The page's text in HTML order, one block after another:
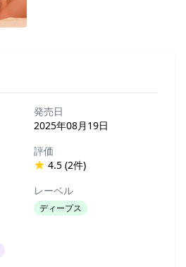
発売日
2025年08月19日
評価
4.5 (2件)
レーベル
ディープス